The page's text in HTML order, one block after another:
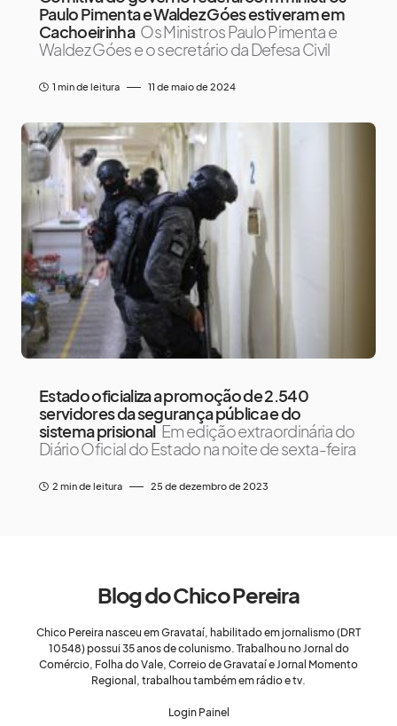
Paulo Pimenta e Waldez Góes estiveram em
Cachoeirinha Os Ministros Paulo Pimenta e
Waldez Góes e o secretário da Defesa Civil
1 min de leitura 11 de maio de 2024
Estado oficializa a promoção de 2.540
servidores da segurança pública e do
sistema prisional Em edição extraordinária do
Diário Oficial do Estado na noite de sexta-feira
2 min de leitura 25 de dezembro de 2023
Blog do Chico Pereira
Chico Pereira nasceu em Gravataí, habilitado em jornalismo (DRT
10548) possui 35 anos de colunismo. Trabalhou no Jornal do
Comércio, Folha do Vale, Correio de Gravataí e Jornal Momento
Regional, trabalhou também em rádio e tv.
Login Painel